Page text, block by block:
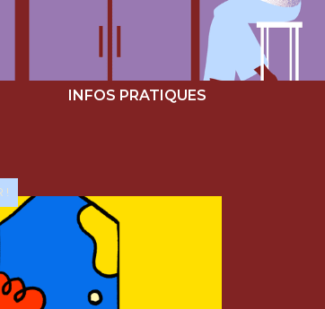
INFOS PRATIQUES
!